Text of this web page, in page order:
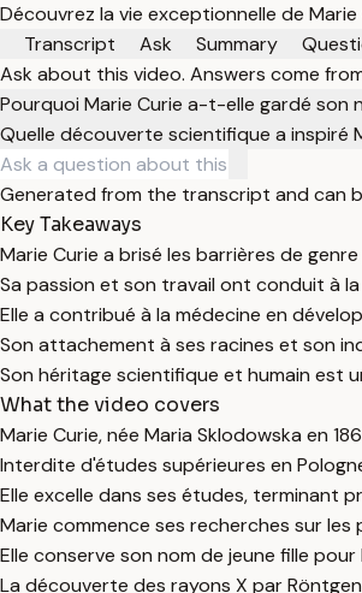
Découvrez la vie exceptionnelle de
Transcript
Ask Summary
Ask about this video. Answers come
Pourquoi Marie Curie a-t-elle gardé son
Quelle découverte scientifique a inspiré
Generated from the transcript and can
Key Takeaways
Marie Curie a brisé les barrières de
Sa passion et son travail ont conduit à
Elle a contribué à la médecine en
Son attachement à ses racines et son
Son héritage scientifique et humain est
What the video covers
Marie Curie, née Maria Sklodowska en
Interdite d'études supérieures en
Elle excelle dans ses études, terminant
Marie commence ses recherches sur
Elle conserve son nom de jeune fille
La découverte des rayons X par